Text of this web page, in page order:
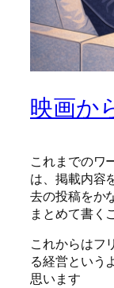
映画か
これまでのワ
は、掲載内容
去の投稿をか
まとめて書く
これからはフ
る経営という
思います